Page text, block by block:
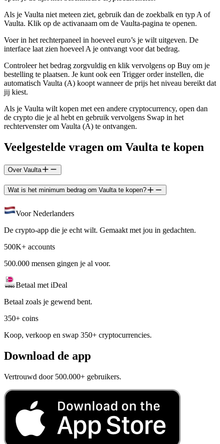
Als je Vaulta niet meteen ziet, gebruik dan de zoekbalk en typ A of
Vaulta. Klik op de activanaam om de Vaulta-pagina te openen.
Voer in het rechterpaneel in hoeveel euro’s je wilt uitgeven. De
interface laat zien hoeveel A je ontvangt voor dat bedrag.
Controleer het bedrag zorgvuldig en klik vervolgens op Buy om je
bestelling te plaatsen. Je kunt ook een Trigger order instellen, die
automatisch Vaulta (A) koopt wanneer de prijs het niveau bereikt dat
jij kiest.
Als je Vaulta wilt kopen met een andere cryptocurrency, open dan
de crypto die je al hebt en gebruik vervolgens Swap in het
rechtervenster om Vaulta (A) te ontvangen.
Veelgestelde vragen om Vaulta te kopen
Over Vaulta
Wat is het minimum bedrag om Vaulta te kopen?
Voor Nederlanders
De crypto-app die je echt wilt. Gemaakt met jou in gedachten.
500K+ accounts
500.000 mensen gingen je al voor.
Betaal met iDeal
Betaal zoals je gewend bent.
350+ coins
Koop, verkoop en swap 350+ cryptocurrencies.
Download de app
Vertrouwd door 500.000+ gebruikers.